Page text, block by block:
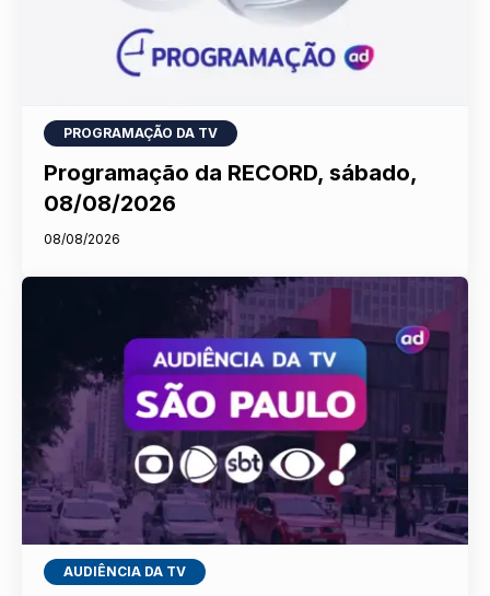
PROGRAMAÇÃO DA TV
Programação da RECORD, sábado,
08/08/2026
08/08/2026
AUDIÊNCIA DA TV